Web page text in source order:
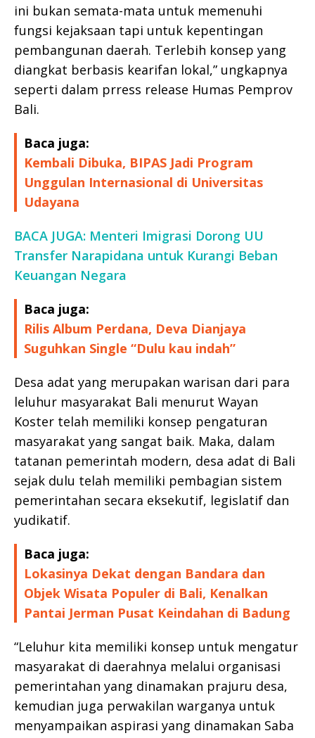
ini bukan semata-mata untuk memenuhi
fungsi kejaksaan tapi untuk kepentingan
pembangunan daerah. Terlebih konsep yang
diangkat berbasis kearifan lokal,” ungkapnya
seperti dalam prress release Humas Pemprov
Bali.
Baca juga:
Kembali Dibuka, BIPAS Jadi Program
Unggulan Internasional di Universitas
Udayana
BACA JUGA: Menteri Imigrasi Dorong UU
Transfer Narapidana untuk Kurangi Beban
Keuangan Negara
Baca juga:
Rilis Album Perdana, Deva Dianjaya
Suguhkan Single “Dulu kau indah”
Desa adat yang merupakan warisan dari para
leluhur masyarakat Bali menurut Wayan
Koster telah memiliki konsep pengaturan
masyarakat yang sangat baik. Maka, dalam
tatanan pemerintah modern, desa adat di Bali
sejak dulu telah memiliki pembagian sistem
pemerintahan secara eksekutif, legislatif dan
yudikatif.
Baca juga:
Lokasinya Dekat dengan Bandara dan
Objek Wisata Populer di Bali, Kenalkan
Pantai Jerman Pusat Keindahan di Badung
“Leluhur kita memiliki konsep untuk mengatur
masyarakat di daerahnya melalui organisasi
pemerintahan yang dinamakan prajuru desa,
kemudian juga perwakilan warganya untuk
menyampaikan aspirasi yang dinamakan Saba